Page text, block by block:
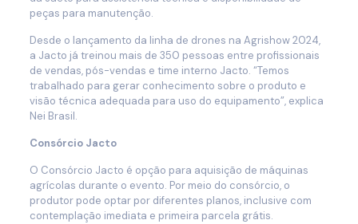
peças para manutenção.
Desde o lançamento da linha de drones na Agrishow 2024,
a Jacto já treinou mais de 350 pessoas entre profissionais
de vendas, pós-vendas e time interno Jacto. “Temos
trabalhado para gerar conhecimento sobre o produto e
visão técnica adequada para uso do equipamento”, explica
Nei Brasil.
Consórcio Jacto
O Consórcio Jacto é opção para aquisição de máquinas
agrícolas durante o evento. Por meio do consórcio, o
produtor pode optar por diferentes planos, inclusive com
contemplação imediata e primeira parcela grátis.